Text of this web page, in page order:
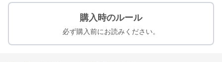
購入時のルール
必ず購入前にお読みください。